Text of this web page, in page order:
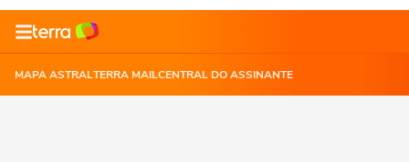
MAPA ASTRALTERRA MAILCENTRAL DO ASSINANTE